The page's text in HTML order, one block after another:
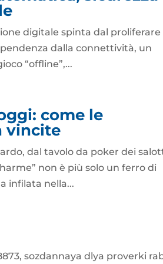
digitale spinta dal proliferare
dalla connettività, un
“offline”,...
come le
vincite
dal tavolo da poker dei
non è più solo un ferro di
infilata nella...
sozdannaya dlya proverki